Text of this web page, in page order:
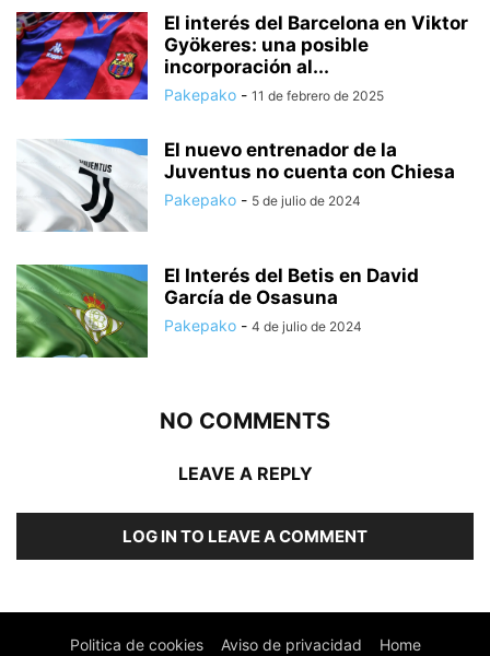
El interés del Barcelona en Viktor
Gyökeres: una posible
incorporación al...
Pakepako - 11 de febrero de 2025
El nuevo entrenador de la
Juventus no cuenta con Chiesa
Pakepako - 5 de julio de 2024
El Interés del Betis en David
García de Osasuna
Pakepako - 4 de julio de 2024
NO COMMENTS
LEAVE A REPLY
LOG IN TO LEAVE A COMMENT
Politica de cookies Aviso de privacidad Home